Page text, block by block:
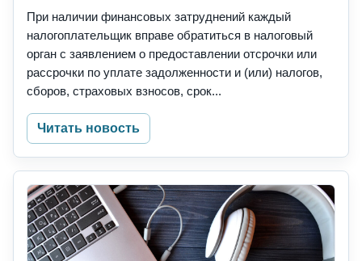
При наличии финансовых затруднений каждый
налогоплательщик вправе обратиться в налоговый
орган с заявлением о предоставлении отсрочки или
рассрочки по уплате задолженности и (или) налогов,
сборов, страховых взносов, срок...
Читать новость